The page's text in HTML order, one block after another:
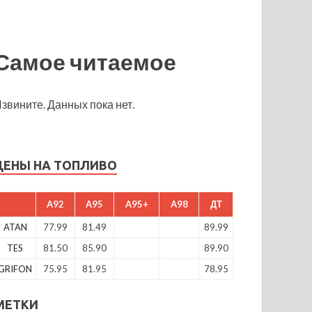
читаемое
Данных пока нет.
НА ТОПЛИВО
A92 A95 A95+ A98 ДТ
ATAN 77.99 81.49
89.99
TES
81.50 85.90
89.90
75.95 81.95 78.95